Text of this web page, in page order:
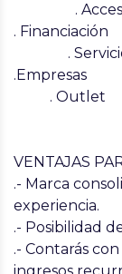
.
.
. Servicio
. Outlet
VENTAJAS
.- Marca
experiencia.
.- Posibilidad
.- Contarás